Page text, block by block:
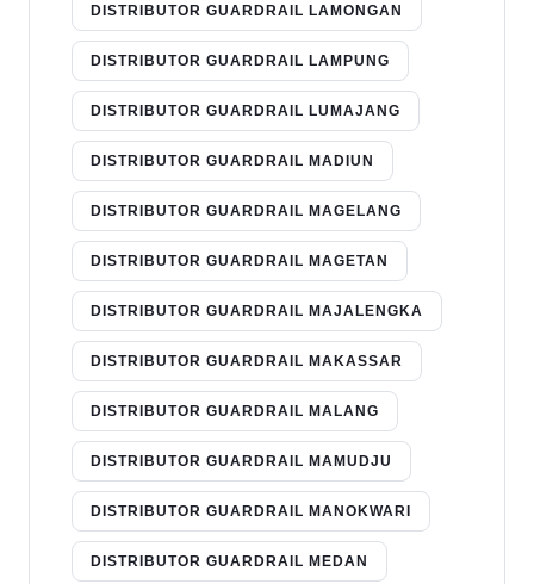
DISTRIBUTOR GUARDRAIL LAMONGAN
DISTRIBUTOR GUARDRAIL LAMPUNG
DISTRIBUTOR GUARDRAIL LUMAJANG
DISTRIBUTOR GUARDRAIL MADIUN
DISTRIBUTOR GUARDRAIL MAGELANG
DISTRIBUTOR GUARDRAIL MAGETAN
DISTRIBUTOR GUARDRAIL MAJALENGKA
DISTRIBUTOR GUARDRAIL MAKASSAR
DISTRIBUTOR GUARDRAIL MALANG
DISTRIBUTOR GUARDRAIL MAMUDJU
DISTRIBUTOR GUARDRAIL MANOKWARI
DISTRIBUTOR GUARDRAIL MEDAN